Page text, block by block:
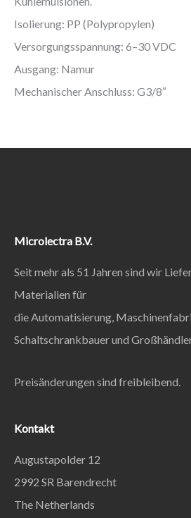
Isolierung: PP (Polypropylen)
Versorgungsspannung: 6–30 VDC
Ausgang: Namur
Mechanischer Anschluss: G3/8″
Microlectra B.V.
Seit mehr als 51 Jahren sind wir
Materialien für
die Automatisierung,
Schaltschrankbauer und
Preisänderungen sind freibleibend.
Kontakt
Augustapolder 12
2992 SR Barendrecht
The Netherlands